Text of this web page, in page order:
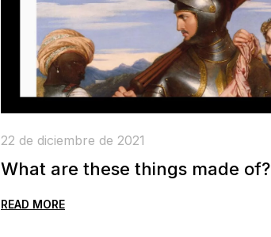
22 de diciembre de 2021
What are these things made of?
READ MORE